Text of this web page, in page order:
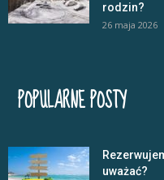
rodzin?
26 maja 2026
POPULARNE POSTY
uważać?